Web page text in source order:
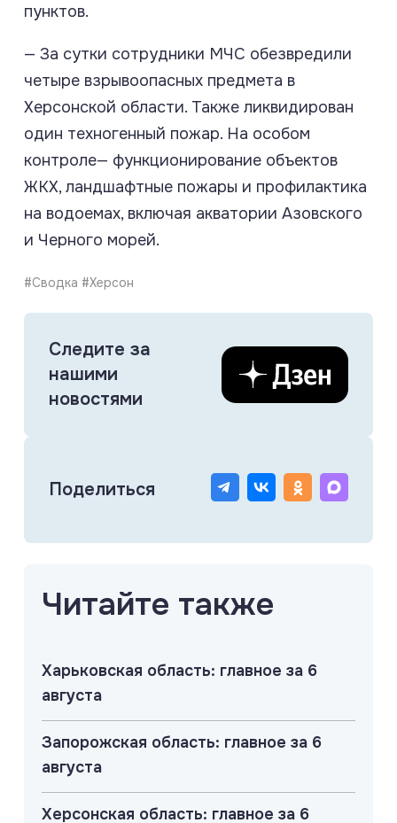
пунктов.
— За сутки сотрудники МЧС обезвредили
четыре взрывоопасных предмета в
Херсонской области. Также ликвидирован
один техногенный пожар. На особом
контроле— функционирование объектов
ЖКХ, ландшафтные пожары и профилактика
на водоемах, включая акватории Азовского
и Черного морей.
#Сводка #Херсон
Следите за
нашими
новостями
Поделиться
Читайте также
Харьковская область: главное за 6
августа
Запорожская область: главное за 6
августа
Херсонская область: главное за 6